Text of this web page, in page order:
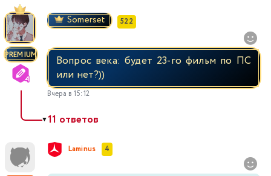
PREMIUM
Somerset 522
Вопрос века: будет 23-го фильм по ПС
или нет?))
Вчера в 15:12
▼11 ответов
Laminus 4